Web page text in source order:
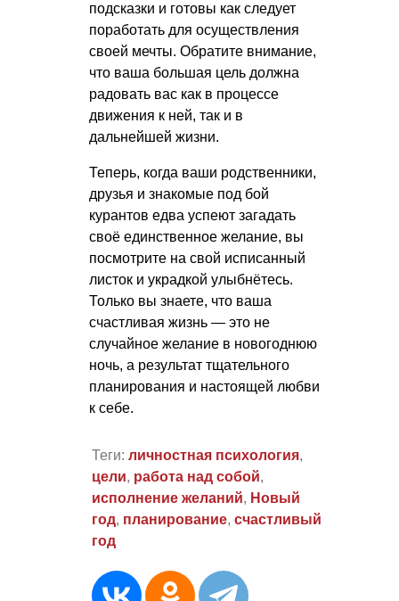
подсказки и готовы как следует
поработать для осуществления
своей мечты. Обратите внимание,
что ваша большая цель должна
радовать вас как в процессе
движения к ней, так и в
дальнейшей жизни.
Теперь, когда ваши родственники,
друзья и знакомые под бой
курантов едва успеют загадать
своё единственное желание, вы
посмотрите на свой исписанный
листок и украдкой улыбнётесь.
Только вы знаете, что ваша
счастливая жизнь — это не
случайное желание в новогоднюю
ночь, а результат тщательного
планирования и настоящей любви
к себе.
Теги: личностная психология,
цели, работа над собой,
исполнение желаний, Новый
год, планирование, счастливый
год